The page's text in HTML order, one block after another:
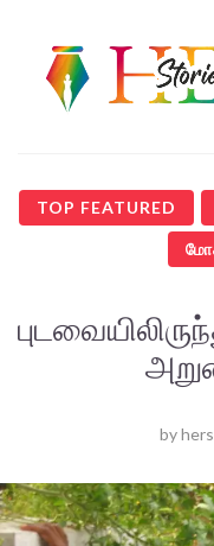
TOP FEATURED
by